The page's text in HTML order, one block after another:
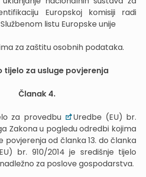
Europskoj komisiji radi
listu Europske unije
za zaštitu osobnih podataka.
tijelo za usluge povjerenja
Članak 4.
za provedbu
Uredbe (EU) br.
Zakona u pogledu odredbi kojima
povjerenja od članka 13. do članka
br. 910/2014 je središnje tijelo
za poslove gospodarstva.